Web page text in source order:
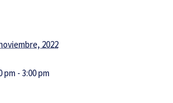
2022
pm - 3:00 pm